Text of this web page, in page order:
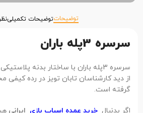
توضیحاتتوضیحات تکمیلی
سرسره 3پله باران
از دید کارشناسان تابان تویز در رده
گرفته است.
اگر بدنبال خرید عمده اسباب بازی ایرانی